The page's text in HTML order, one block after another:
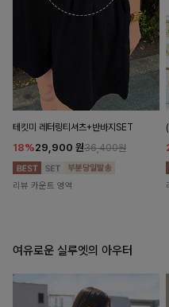
테킷미 레터링티셔츠+반바지SET
18%29,900 원36,400원
리뷰 카운트 영역
여유로운 실루엣의 아우터